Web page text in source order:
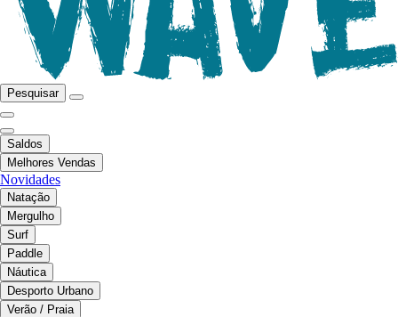
Pesquisar
Saldos
Melhores Vendas
Novidades
Natação
Mergulho
Surf
Paddle
Náutica
Desporto Urbano
Verão / Praia